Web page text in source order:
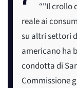
“"Il crollo
reale ai
su altri settori
americano ha
condotta di
Commissione